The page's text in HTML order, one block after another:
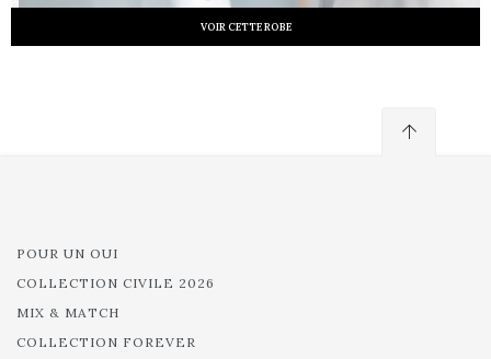
VOIR CETTE ROBE
POUR UN OUI
COLLECTION CIVILE 2026
MIX & MATCH
COLLECTION FOREVER